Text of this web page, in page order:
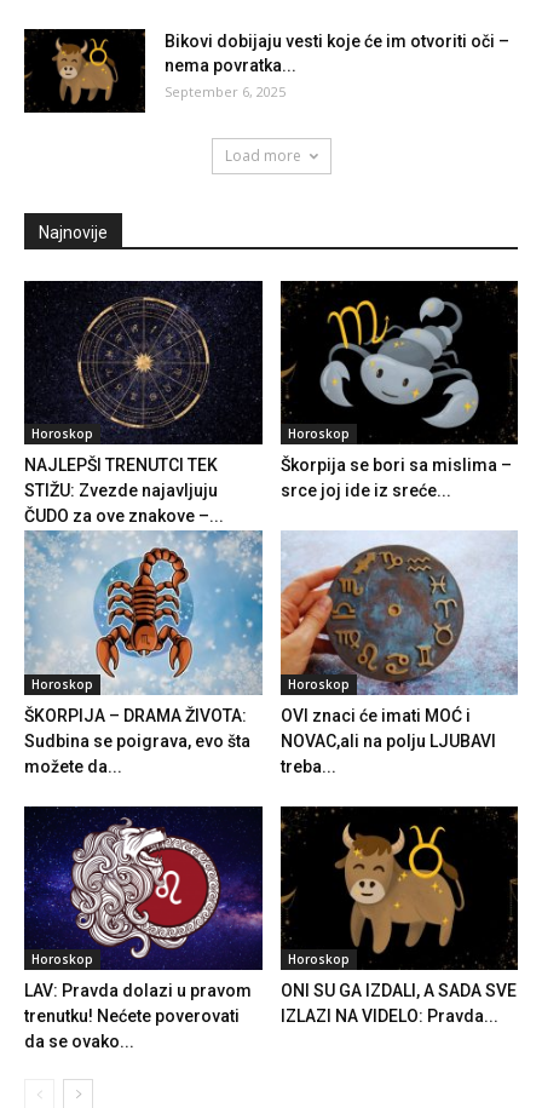
Bikovi dobijaju vesti koje će im otvoriti oči –
nema povratka...
September 6, 2025
Load more
Najnovije
Horoskop
NAJLEPŠI TRENUTCI TEK
STIŽU: Zvezde najavljuju
ČUDO za ove znakove –...
Horoskop
Škorpija se bori sa mislima –
srce joj ide iz sreće...
Horoskop
ŠKORPIJA – DRAMA ŽIVOTA:
Sudbina se poigrava, evo šta
možete da...
Horoskop
OVI znaci će imati MOĆ i
NOVAC,ali na polju LJUBAVI
treba...
Horoskop
LAV: Pravda dolazi u pravom
trenutku! Nećete poverovati
da se ovako...
Horoskop
ONI SU GA IZDALI, A SADA SVE
IZLAZI NA VIDELO: Pravda...